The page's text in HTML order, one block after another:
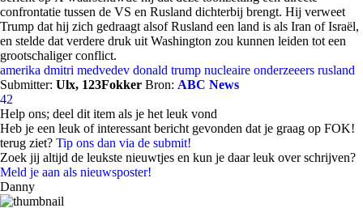
confrontatie tussen de VS en Rusland dichterbij brengt. Hij verweet
Trump dat hij zich gedraagt alsof Rusland een land is als Iran of Israël,
en stelde dat verdere druk uit Washington zou kunnen leiden tot een
grootschaliger conflict.
amerika dmitri medvedev donald trump nucleaire onderzeeers rusland
Submitter: Ulx, 123Fokker Bron: ABC News
42
Help ons; deel dit item als je het leuk vond
Heb je een leuk of interessant bericht gevonden dat je graag op FOK!
terug ziet? Tip ons dan via de submit!
Zoek jij altijd de leukste nieuwtjes en kun je daar leuk over schrijven?
Meld je aan als nieuwsposter!
Danny